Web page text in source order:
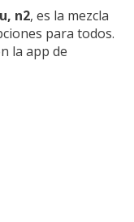
n2, es la mezcla
para todos.
la app de